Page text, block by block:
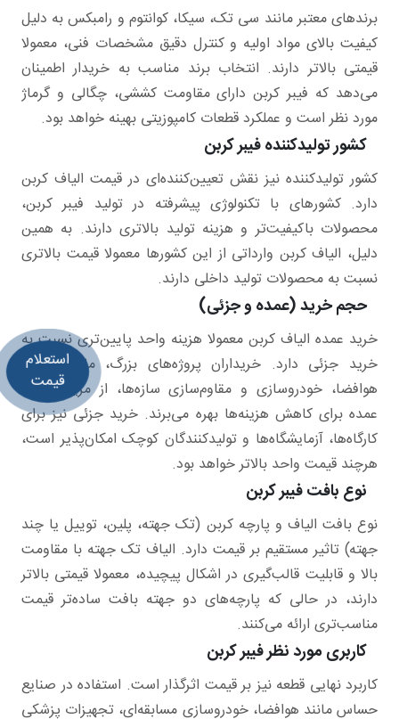
برندهای معتبر مانند سی تک، سیکا، کوانتوم و رامبکس به دلیل
کیفیت بالای مواد اولیه و کنترل دقیق مشخصات فنی، معمولا
قیمتی بالاتر دارند. انتخاب برند مناسب به خریدار اطمینان
می‌دهد که فیبر کربن دارای مقاومت کششی، چگالی و گرماژ
مورد نظر است و عملکرد قطعات کامپوزیتی بهینه خواهد بود.
کشور تولیدکننده فیبر کربن
کشور تولیدکننده نیز نقش تعیین‌کننده‌ای در قیمت الیاف کربن
دارد. کشورهای با تکنولوژی پیشرفته در تولید فیبر کربن،
محصولات باکیفیت‌تر و هزینه تولید بالاتری دارند. به همین
دلیل، الیاف کربن وارداتی از این کشورها معمولا قیمت بالاتری
نسبت به محصولات تولید داخلی دارند.
حجم خرید (عمده و جزئی)
خرید عمده الیاف کربن معمولا هزینه واحد پایین‌تری نسبت به
خرید جزئی دارد. خریداران پروژه‌های بزرگ، مانند صنایع
هوافضا، خودروسازی و مقاوم‌سازی سازه‌ها، از مزیت خرید
عمده برای کاهش هزینه‌ها بهره می‌برند. خرید جزئی نیز برای
کارگاه‌ها، آزمایشگاه‌ها و تولیدکنندگان کوچک امکان‌پذیر است،
هرچند قیمت واحد بالاتر خواهد بود.
نوع بافت فیبر کربن
نوع بافت الیاف و پارچه کربن (تک جهته، پلین، توییل یا چند
جهته) تاثیر مستقیم بر قیمت دارد. الیاف تک جهته با مقاومت
بالا و قابلیت قالب‌گیری در اشکال پیچیده، معمولا قیمتی بالاتر
دارند، در حالی که پارچه‌های دو جهته بافت ساده‌تر قیمت
مناسب‌تری ارائه می‌کنند.
کاربری مورد نظر فیبر کربن
کاربرد نهایی قطعه نیز بر قیمت اثرگذار است. استفاده در صنایع
حساس مانند هوافضا، خودروسازی مسابقه‌ای، تجهیزات پزشکی
استعلام
قیمت